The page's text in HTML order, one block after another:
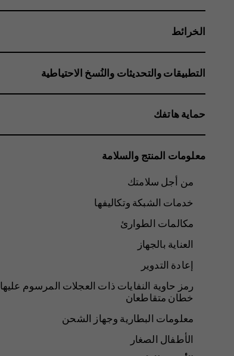
الخرائط
التطبيقات والتحديثات والنُسخ الاحتياطية
حماية هاتفك
معلومات المنتج والسلامة
من أجل سلامتك
خدمات الشبكة وتكاليفها
مكالمات الطوارئ
العناية بالجهاز
إعادة التدوير
رمز حاوية النفايات ذات العجلات المرسوم عليها
خطان متقاطعان
معلومات البطارية وجهاز الشحن
الأطفال الصغار